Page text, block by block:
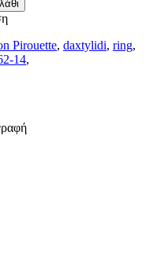
Pirouette, daxtylidi, ring,
14,